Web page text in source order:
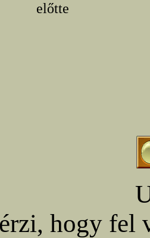
előtte
hogy fel